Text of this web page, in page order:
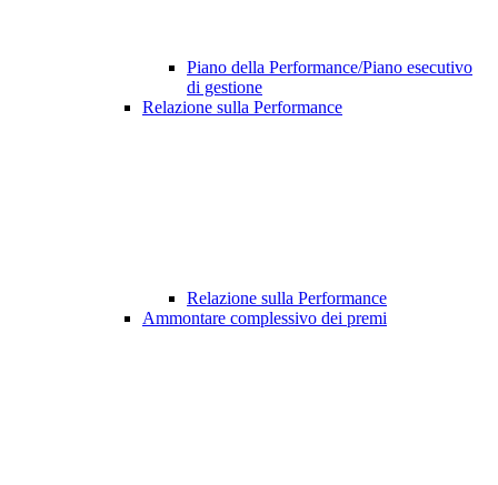
Piano della Performance/Piano esecutivo
di gestione
Relazione sulla Performance
Relazione sulla Performance
Ammontare complessivo dei premi